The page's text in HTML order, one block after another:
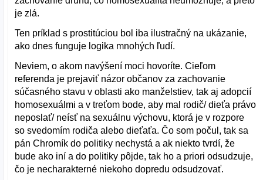
je zlá.
Ten príklad s prostitúciou bol iba ilustračný na ukázanie,
ako dnes funguje logika mnohých ľudí.
Neviem, o akom navýšení moci hovoríte. Cieľom
referenda je prejaviť názor občanov za zachovanie
súčasného stavu v oblasti ako manželstiev, tak aj adopcií
homosexuálmi a v treťom bode, aby mal rodič/ dieťa právo
neposlať/ neísť na sexuálnu výchovu, ktorá je v rozpore
so svedomím rodiča alebo dieťaťa. Čo som počul, tak sa
pán Chromík do politiky nechystá a ak niekto tvrdí, že
bude ako iní a do politiky pôjde, tak ho a priori odsudzuje,
čo je necharakterné niekoho dopredu odsudzovať.